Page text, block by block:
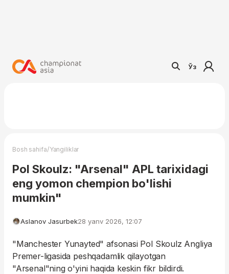
Ўз
Bosh sahifa/Yangiliklar
Pol Skoulz: "Arsenal" APL tarixidagi
eng yomon chempion bo'lishi
mumkin"
Aslanov Jasurbek28 yanv 2026, 12:07
"Manchester Yunayted" afsonasi Pol Skoulz Angliya
Premer-ligasida peshqadamlik qilayotgan
"Arsenal"ning o'yini haqida keskin fikr bildirdi.